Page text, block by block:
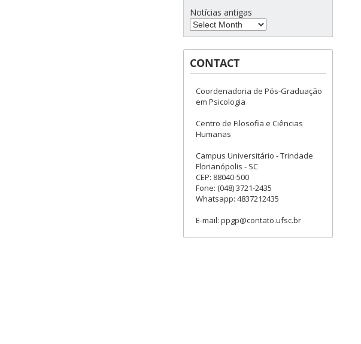
Notícias antigas
CONTACT
Coordenadoria de Pós-Graduação
em Psicologia
Centro de Filosofia e Ciências
Humanas
Campus Universitário - Trindade
Florianópolis - SC
CEP: 88040-500
Fone: (048) 3721-2435
Whatsapp: 4837212435
E-mail: ppgp@contato.ufsc.br